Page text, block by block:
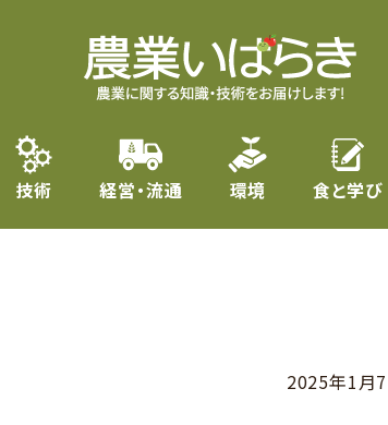
技術 経営・流通 環境 食と学び
2025年1月